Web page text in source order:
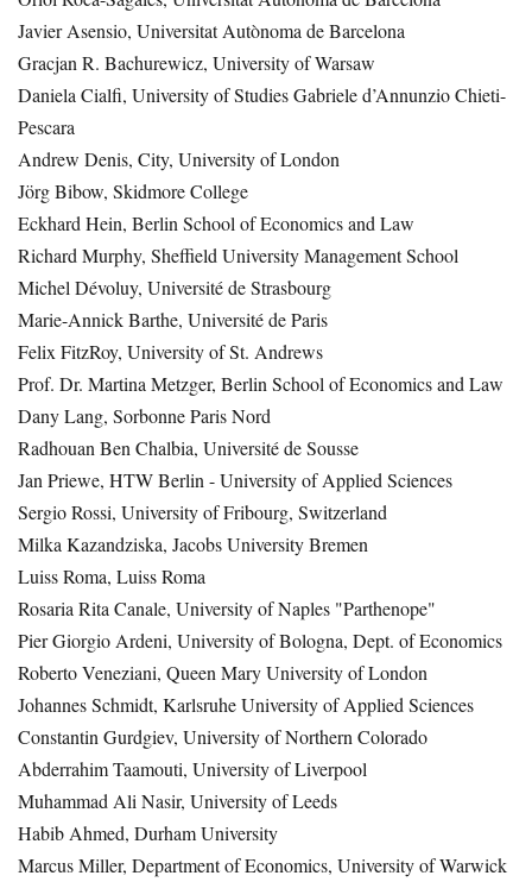
Javier Asensio, Universitat Autònoma de Barcelona
Gracjan R. Bachurewicz, University of Warsaw
Daniela Cialfi, University of Studies Gabriele d’Annunzio Chieti-
Pescara
Andrew Denis, City, University of London
Jörg Bibow, Skidmore College
Eckhard Hein, Berlin School of Economics and Law
Richard Murphy, Sheffield University Management School
Michel Dévoluy, Université de Strasbourg
Marie-Annick Barthe, Université de Paris
Felix FitzRoy, University of St. Andrews
Prof. Dr. Martina Metzger, Berlin School of Economics and Law
Dany Lang, Sorbonne Paris Nord
Radhouan Ben Chalbia, Université de Sousse
Jan Priewe, HTW Berlin - University of Applied Sciences
Sergio Rossi, University of Fribourg, Switzerland
Milka Kazandziska, Jacobs University Bremen
Luiss Roma, Luiss Roma
Rosaria Rita Canale, University of Naples "Parthenope"
Pier Giorgio Ardeni, University of Bologna, Dept. of Economics
Roberto Veneziani, Queen Mary University of London
Johannes Schmidt, Karlsruhe University of Applied Sciences
Constantin Gurdgiev, University of Northern Colorado
Abderrahim Taamouti, University of Liverpool
Muhammad Ali Nasir, University of Leeds
Habib Ahmed, Durham University
Marcus Miller, Department of Economics, University of Warwick